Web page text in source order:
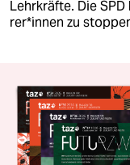
Lehrkräfte. Die
re­r*in­nen zu